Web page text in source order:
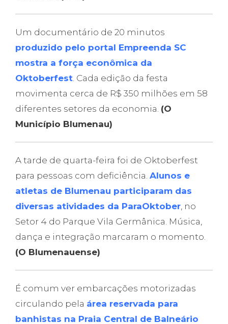
Um documentário de 20 minutos
produzido pelo portal Empreenda SC
mostra a força econômica da
Oktoberfest. Cada edição da festa
movimenta cerca de R$ 350 milhões em 58
diferentes setores da economia. (O
Município Blumenau)
A tarde de quarta-feira foi de Oktoberfest
para pessoas com deficiência. Alunos e
atletas de Blumenau participaram das
diversas atividades da ParaOktober, no
Setor 4 do Parque Vila Germânica. Música,
dança e integração marcaram o momento.
(O Blumenauense)
É comum ver embarcações motorizadas
circulando pela área reservada para
banhistas na Praia Central de Balneário